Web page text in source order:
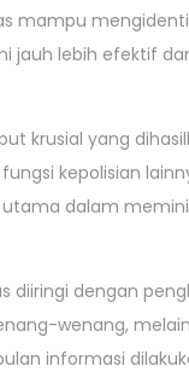
mampu
lebih efektif
krusial yang
kepolisian
dalam
diiringi dengan
wenang,
informasi